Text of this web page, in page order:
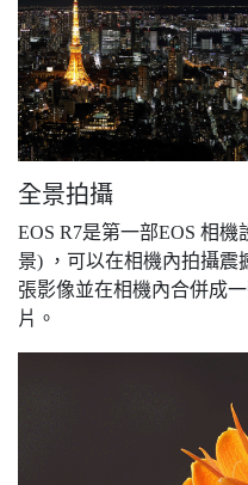
全景拍攝
EOS R7是第一部EOS 相
景) ，可以在相機內拍攝震
張影像並在相機內合併成
片。